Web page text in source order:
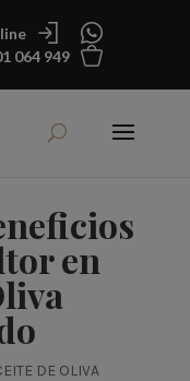
064 949
en
DE OLIVA